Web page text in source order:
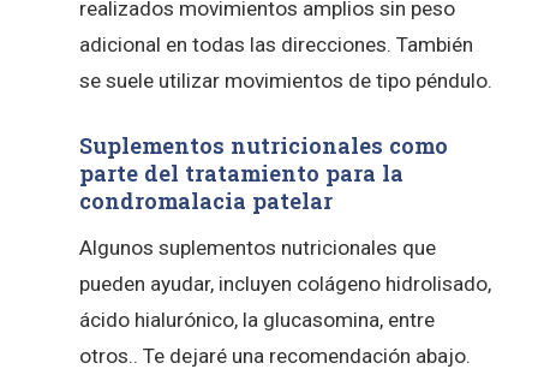
realizados movimientos amplios sin peso
adicional en todas las direcciones. También
se suele utilizar movimientos de tipo péndulo.
Suplementos nutricionales como
parte del tratamiento para la
condromalacia patelar
Algunos suplementos nutricionales que
pueden ayudar, incluyen colágeno hidrolisado,
ácido hialurónico, la glucasomina, entre
otros.. Te dejaré una recomendación abajo.